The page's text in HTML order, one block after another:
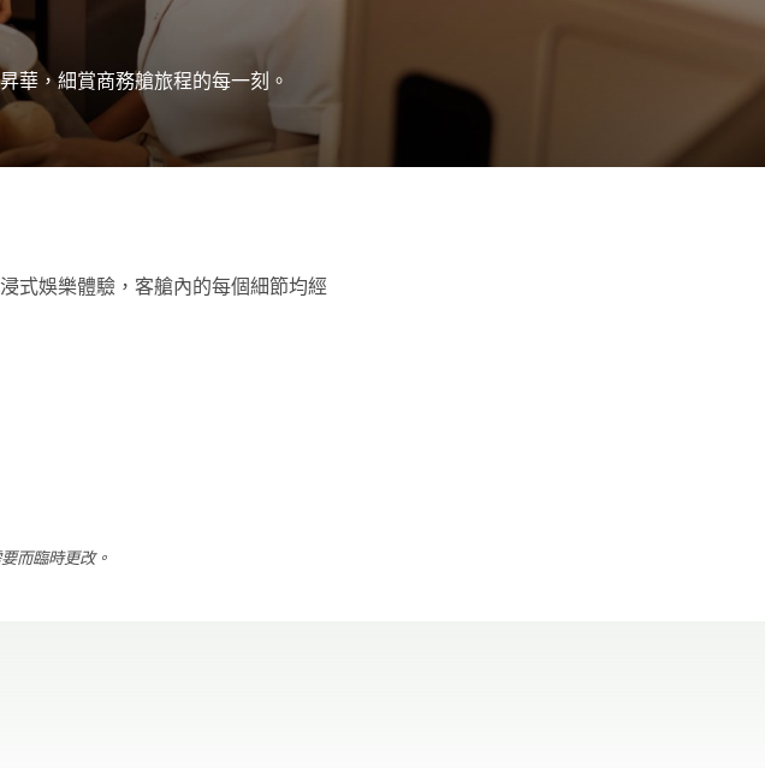
華，細賞商務艙旅程的每一刻。
式娛樂體驗，客艙內的每個細節均經
而臨時更改。